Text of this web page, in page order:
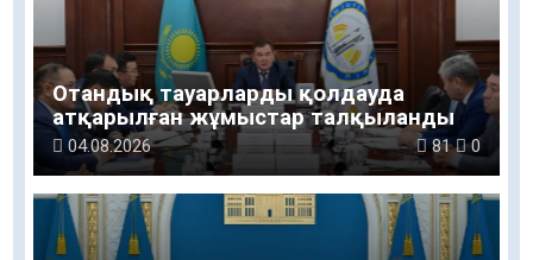
Отандық тауарларды қолдауда
атқарылған жұмыстар талқыланды
04.08.2026 81 0